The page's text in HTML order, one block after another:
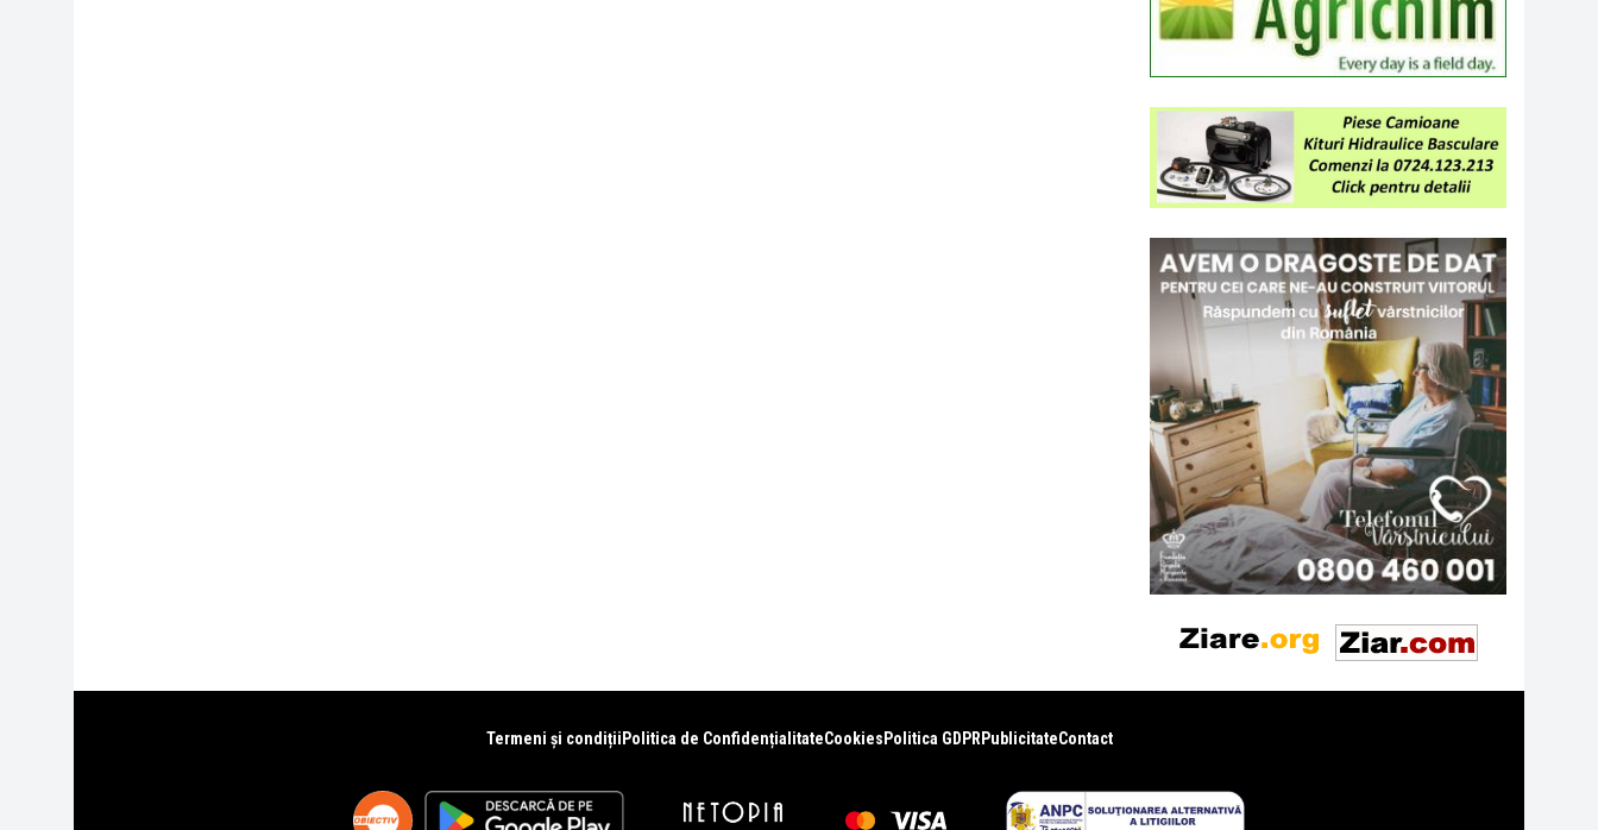
Termeni și condiții Politica de ConfidențialitateCookies Politica GDPR PublicitateContact